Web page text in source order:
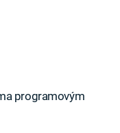
programovým